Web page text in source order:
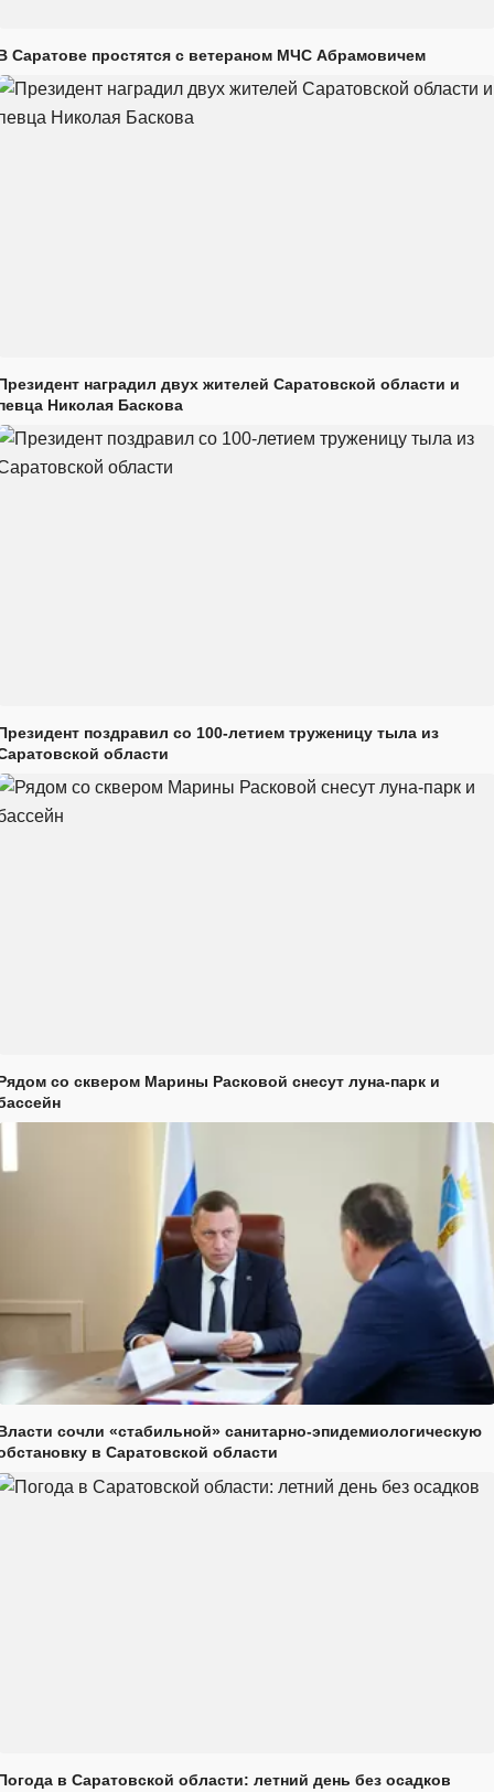
Саратове простятся с ветераном МЧС Абрамовичем
наградил двух жителей Саратовской области и
Николая Баскова
поздравил со 100-летием труженицу тыла из
области
со сквером Марины Расковой снесут луна-парк и
сочли «стабильной» санитарно-эпидемиологическую
в Саратовской области
в Саратовской области: летний день без осадков